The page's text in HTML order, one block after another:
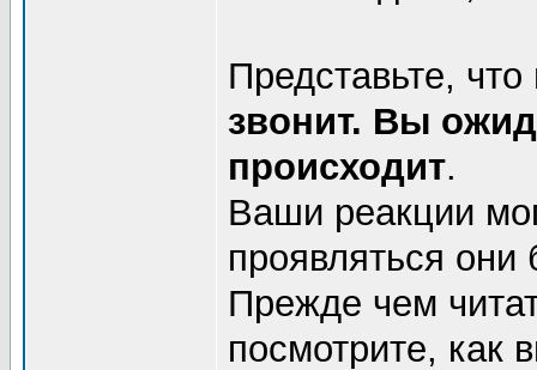
Представьте, что
звонит. Вы
происходит.
Ваши реакции
проявляться они
Прежде чем
посмотрите, как